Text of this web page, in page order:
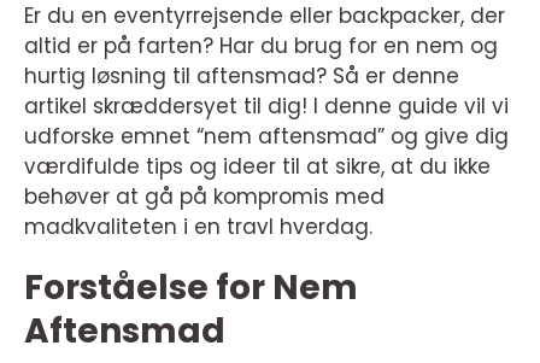
Er du en eventyrrejsende eller backpacker, der
altid er på farten? Har du brug for en nem og
hurtig løsning til aftensmad? Så er denne
artikel skræddersyet til dig! I denne guide vil vi
udforske emnet “nem aftensmad” og give dig
værdifulde tips og ideer til at sikre, at du ikke
behøver at gå på kompromis med
madkvaliteten i en travl hverdag.
Forståelse for Nem
Aftensmad